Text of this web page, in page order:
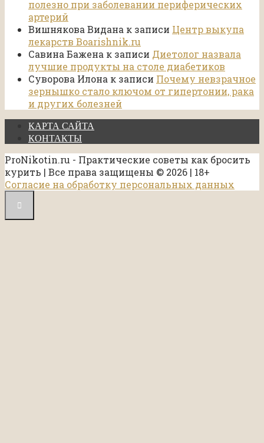
полезно при заболевании периферических
артерий
Вишнякова Видана к записи Центр выкупа
лекарств Boarishnik.ru
Савина Бажена к записи Диетолог назвала
лучшие продукты на столе диабетиков
Суворова Илона к записи Почему невзрачное
зернышко стало ключом от гипертонии, рака
и других болезней
КАРТА САЙТА
КОНТАКТЫ
ProNikotin.ru - Практические советы как бросить
курить | Все права защищены © 2026 | 18+
Согласие на обработку персональных данных